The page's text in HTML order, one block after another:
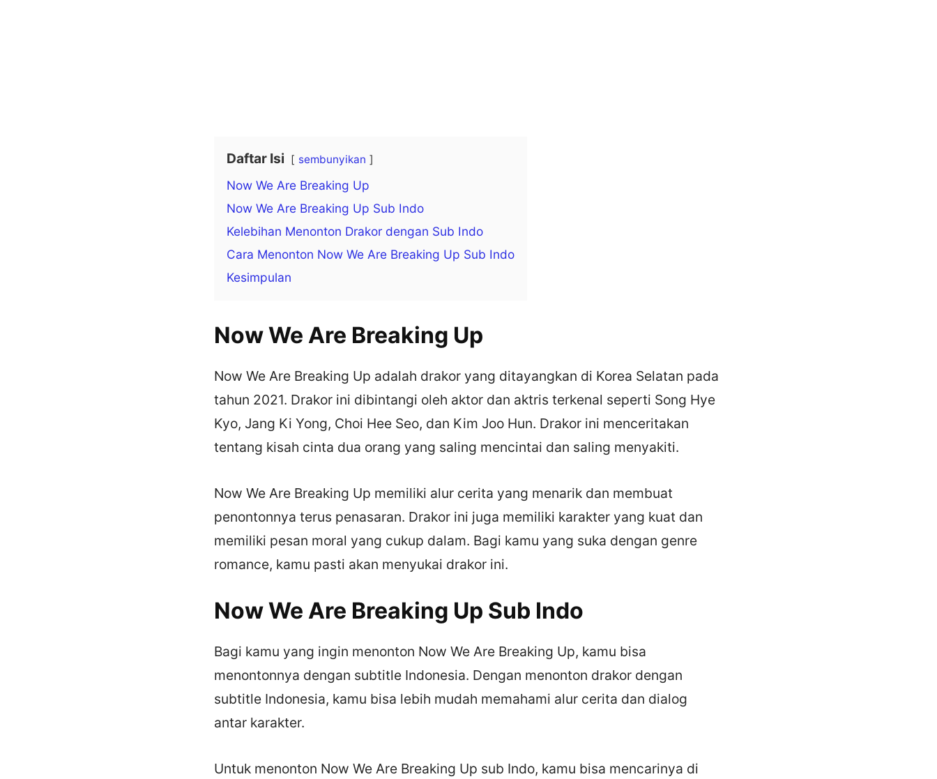
Daftar Isi sembunyikan
Now We Are Breaking Up
Now We Are Breaking Up Sub Indo
Kelebihan Menonton Drakor dengan Sub Indo
Cara Menonton Now We Are Breaking Up Sub Indo
Kesimpulan
Now We Are Breaking Up
Now We Are Breaking Up adalah drakor yang ditayangkan di Korea Selatan pada
tahun 2021. Drakor ini dibintangi oleh aktor dan aktris terkenal seperti Song Hye
Kyo, Jang Ki Yong, Choi Hee Seo, dan Kim Joo Hun. Drakor ini menceritakan
tentang kisah cinta dua orang yang saling mencintai dan saling menyakiti.
Now We Are Breaking Up memiliki alur cerita yang menarik dan membuat
penontonnya terus penasaran. Drakor ini juga memiliki karakter yang kuat dan
memiliki pesan moral yang cukup dalam. Bagi kamu yang suka dengan genre
romance, kamu pasti akan menyukai drakor ini.
Now We Are Breaking Up Sub Indo
Bagi kamu yang ingin menonton Now We Are Breaking Up, kamu bisa
menontonnya dengan subtitle Indonesia. Dengan menonton drakor dengan
subtitle Indonesia, kamu bisa lebih mudah memahami alur cerita dan dialog
antar karakter.
Untuk menonton Now We Are Breaking Up sub Indo, kamu bisa mencarinya di